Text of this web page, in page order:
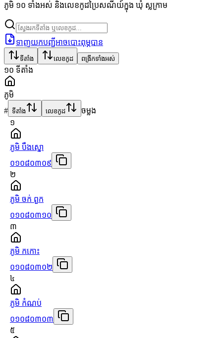
ភូមិ ១០ ទាំងអស់ និងលេខកូដប្រៃសណីយ៍ក្នុង ឃុំ ស្លក្រាម
ទាញយកបញ្ជីអាចបោះពុម្ភបាន
ទីតាំង លេខកូដ ពង្រីកទាំងអស់
១០ ទីតាំង
ភូមិ
# ទីតាំង លេខកូដ
ចម្លង
១
ភូមិ បឹងស្នោ
០១០៨០៣០៩
២
ភូមិ ចក់ ពួក
០១០៨០៣១០
៣
ភូមិ កកោះ
០១០៨០៣០២
៤
ភូមិ កំណប់
០១០៨០៣០៣
៥